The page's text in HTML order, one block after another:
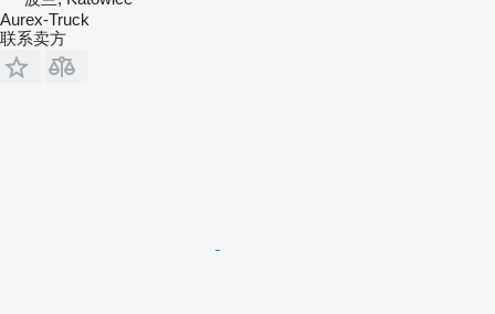
Aurex-Truck
联系卖方